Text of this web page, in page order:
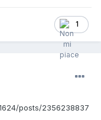
1
posts/2356238837